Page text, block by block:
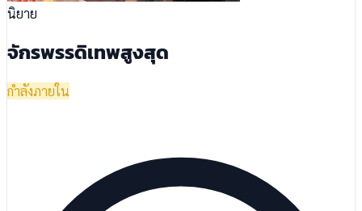
นิยาย
จักรพรรดิเทพสูงสุด
กำลังภายใน